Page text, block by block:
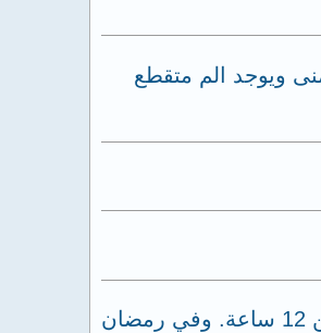
ويوجد الم متقطع
كنت قد أجريت عملية جراحية دوالي خصية منذ 6 سنوات بسبب عملى كبائع الذي يقتضي ان اقف في رمضان اكثر من 12 ساعة. وفي رمضان